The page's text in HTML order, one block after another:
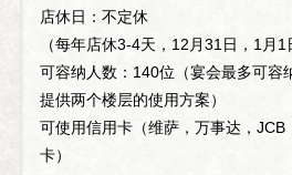
店休日：不定休
（每年店休3-4天，12月31日，1月1
可容纳人数：140位（宴会最多可容
提供两个楼层的使用方案）
可使用信用卡（维萨，万事达，JCB
卡）